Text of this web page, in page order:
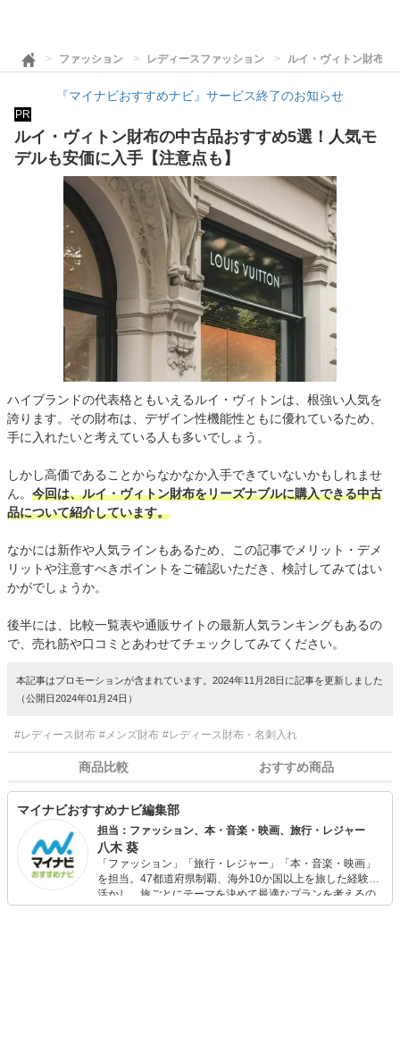
ファッション レディースファッション ルイ・ヴィトン財布の
『マイナビおすすめナビ』サービス終了のお知らせ
PR
ルイ・ヴィトン財布の中古品おすすめ5選！人気モ
デルも安価に入手【注意点も】
ハイブランドの代表格ともいえるルイ・ヴィトンは、根強い人気を
誇ります。その財布は、デザイン性機能性ともに優れているため、
手に入れたいと考えている人も多いでしょう。
しかし高価であることからなかなか入手できていないかもしれませ
ん。 今回は、ルイ・ヴィトン財布をリーズナブルに購入できる中古
品について紹介しています。
なかには新作や人気ラインもあるため、この記事でメリット・デメ
リットや注意すべきポイントをご確認いただき、検討してみてはい
かがでしょうか。
後半には、比較一覧表や通販サイトの最新人気ランキングもあるの
で、売れ筋や口コミとあわせてチェックしてみてください。
本記事はプロモーションが含まれています。2024年11月28日に記事を更新しました
（公開日2024年01月24日）
#レディース財布 #メンズ財布 #レディース財布・名刺入れ
商品比較 おすすめ商品
マイナビおすすめナビ編集部
担当：ファッション、本・音楽・映画、旅行・レジャー
八木 葵
「ファッション」「旅行・レジャー」「本・音楽・映画」
を担当。47都道府県制覇、海外10か国以上を旅した経験を
活かし、旅ごとにテーマを決めて最適なプランを考えるの
が得意。また、アパレルショップでの販売経験もあり。誰